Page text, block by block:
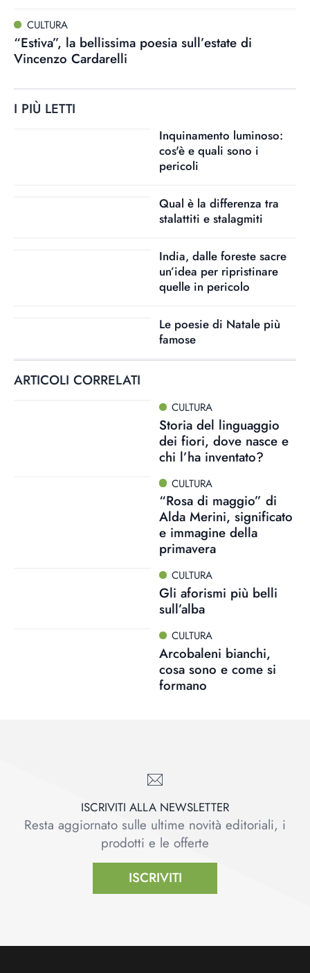
CULTURA
“Estiva”, la bellissima poesia sull’estate di
Vincenzo Cardarelli
I PIÙ LETTI
Inquinamento luminoso:
cos'è e quali sono i
pericoli
Qual è la differenza tra
stalattiti e stalagmiti
India, dalle foreste sacre
un’idea per ripristinare
quelle in pericolo
Le poesie di Natale più
famose
ARTICOLI CORRELATI
CULTURA
Storia del linguaggio
dei fiori, dove nasce e
chi l’ha inventato?
CULTURA
“Rosa di maggio” di
Alda Merini, significato
e immagine della
primavera
CULTURA
Gli aforismi più belli
sull’alba
CULTURA
Arcobaleni bianchi,
cosa sono e come si
formano
ISCRIVITI ALLA NEWSLETTER
Resta aggiornato sulle ultime novità editoriali, i
prodotti e le offerte
ISCRIVITI